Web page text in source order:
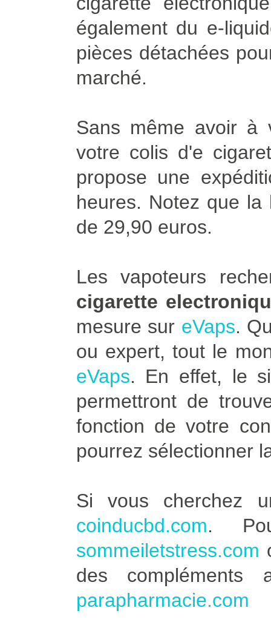
également du e-
pièces détachées
marché.
Sans même avoir à
votre colis d'e
propose une
heures. Notez que
de 29,90 euros.
Les vapoteurs
cigarette
mesure sur eVaps.
ou expert, tout le
eVaps. En effet, le
permettront de
fonction de votre
pourrez sélectionner
Si vous cherchez
coinducbd.com.
sommeiletstress.com
des compléments
parapharmacie.com